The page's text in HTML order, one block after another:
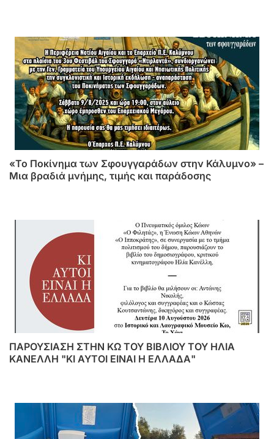
«Το Ποκίνημα των Σφουγγαράδων στην Κάλυμνο» –
Μια βραδιά μνήμης, τιμής και παράδοσης
ΠΑΡΟΥΣΙΑΣΗ ΣΤΗΝ ΚΩ ΤΟΥ ΒΙΒΛΙΟΥ ΤΟΥ ΗΛΙΑ
ΚΑΝΕΛΛΗ "ΚΙ ΑΥΤΟΙ ΕΙΝΑΙ Η ΕΛΛΑΔΑ"